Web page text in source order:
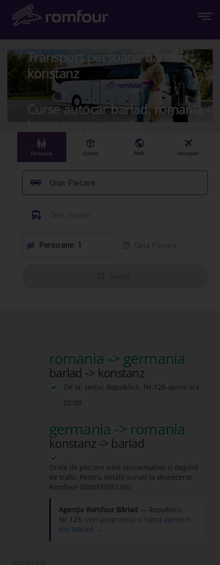
Transport persoane barlad -
konstanz
Curse autocar barlad, romania -
konstanz, germania
󱠣
Persoane
󰏗
Colete
󰇧
AWB
󰀝
Aeroport
Oras Plecare
󰞠
󱈒
󱕱 Persoane: 1
romania -> germania
barlad -> konstanz
De la: sediu: Republicii, Nr.128-aprox ora
02:00
germania -> romania
konstanz -> barlad
Orele de plecare sunt aproximative si depind
de trafic. Pentru detalii sunati la dispecerat
Romfour 0040374557200
Agenția Romfour Bârlad — Republicii,
Nr.123. Vezi programul și harta agenției
din Bârlad →